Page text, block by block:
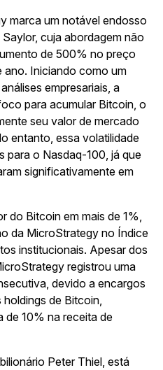
marca um notável endosso
cuja abordagem não
de 500% no preço
ano. Iniciando como um
empresariais, a
para acumular Bitcoin, o
seu valor de mercado
entanto, essa volatilidade
para o Nasdaq-100, já que
significativamente em
do Bitcoin em mais de 1%,
da MicroStrategy no Índice
institucionais. Apesar dos
registrou uma
devido a encargos
de Bitcoin,
de 10% na receita de
Peter Thiel, está